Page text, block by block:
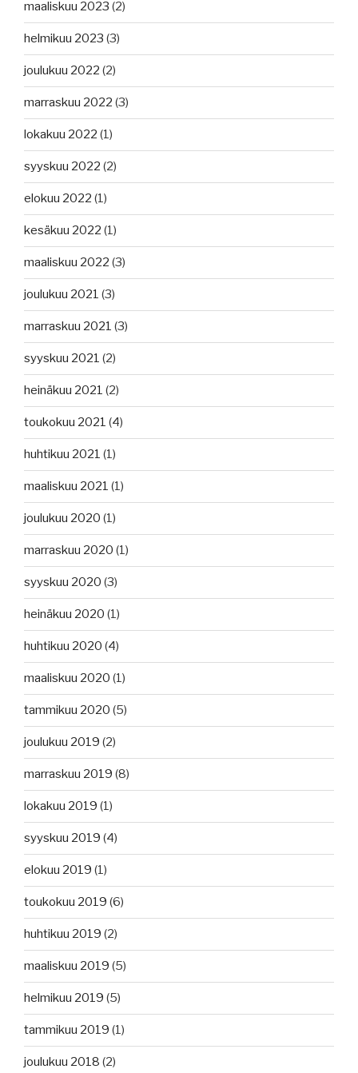
maaliskuu 2023 (2)
helmikuu 2023 (3)
joulukuu 2022 (2)
marraskuu 2022 (3)
lokakuu 2022 (1)
syyskuu 2022 (2)
elokuu 2022 (1)
kesäkuu 2022 (1)
maaliskuu 2022 (3)
joulukuu 2021 (3)
marraskuu 2021 (3)
syyskuu 2021 (2)
heinäkuu 2021 (2)
toukokuu 2021 (4)
huhtikuu 2021 (1)
maaliskuu 2021 (1)
joulukuu 2020 (1)
marraskuu 2020 (1)
syyskuu 2020 (3)
heinäkuu 2020 (1)
huhtikuu 2020 (4)
maaliskuu 2020 (1)
tammikuu 2020 (5)
joulukuu 2019 (2)
marraskuu 2019 (8)
lokakuu 2019 (1)
syyskuu 2019 (4)
elokuu 2019 (1)
toukokuu 2019 (6)
huhtikuu 2019 (2)
maaliskuu 2019 (5)
helmikuu 2019 (5)
tammikuu 2019 (1)
joulukuu 2018 (2)